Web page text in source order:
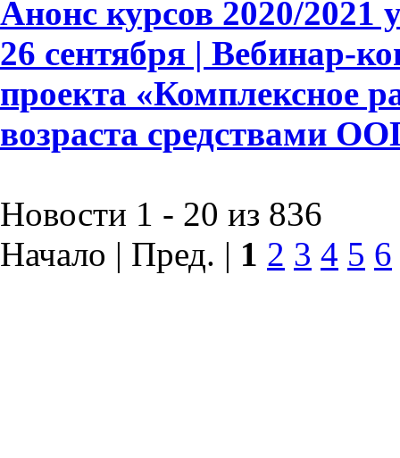
Анонс курсов 2020/2021
26 сентября | Вебинар-
проекта «Комплексное
возраста средствами
Новости 1 - 20 из 836
Начало | Пред. | 1 2 3 4 5 6